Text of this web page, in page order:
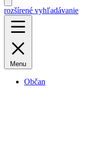
rozšírené vyhľadávanie
Menu
Občan